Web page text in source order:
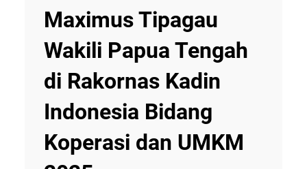
Maximus Tipagau
Wakili Papua Tengah
di Rakornas Kadin
Indonesia Bidang
Koperasi dan UMKM